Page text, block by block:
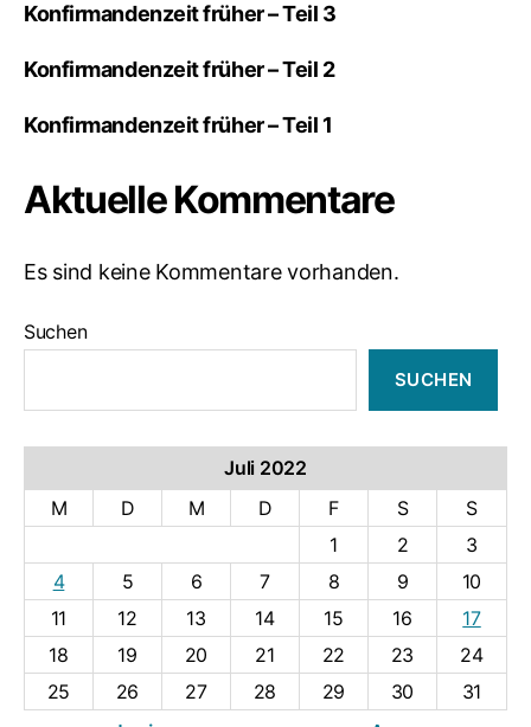
Konfirmandenzeit früher – Teil 3
Konfirmandenzeit früher – Teil 2
Konfirmandenzeit früher – Teil 1
Aktuelle Kommentare
Es sind keine Kommentare vorhanden.
Suchen
SUCHEN
Juli 2022
M
D M D F S
S
1
2
3
4
5 6 7 8 9
10
11
12 13 14 15 16
17
18
19 20 21 22 23
24
25
26 27 28 29 30 31